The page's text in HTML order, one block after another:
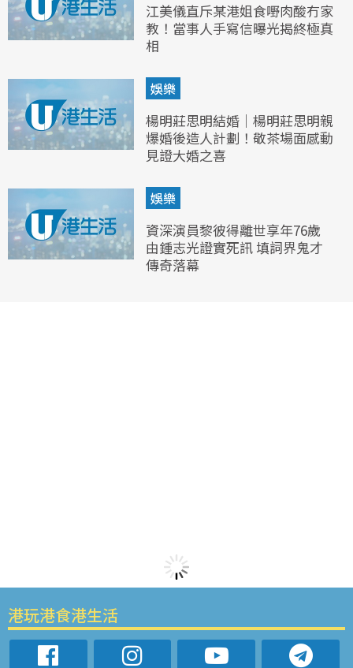
江美儀直斥某港姐食嘢肉酸冇家
教！當事人手寫信曝光揭終極真
相
娛樂
楊明莊思明結婚｜楊明莊思明親
爆婚後造人計劃！敬茶場面感動
見證大婚之喜
娛樂
資深演員黎彼得離世享年76歲
由鍾志光證實死訊 填詞界鬼才
傳奇落幕
港玩港食港生活